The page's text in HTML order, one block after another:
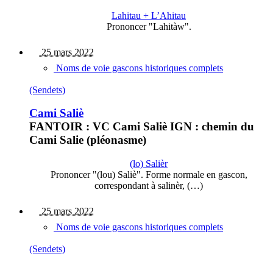
Lahitau + L’Ahitau
Prononcer "Lahitàw".
25 mars 2022
Noms de voie gascons historiques complets
(Sendets)
Cami Saliè
FANTOIR : VC Cami Saliè IGN : chemin du
Cami Salie (pléonasme)
(lo) Salièr
Prononcer "(lou) Saliè". Forme normale en gascon,
correspondant à salinèr, (…)
25 mars 2022
Noms de voie gascons historiques complets
(Sendets)